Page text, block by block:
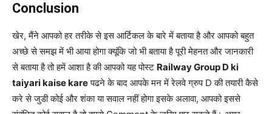
Conclusion
खेर, मैंने आपको हर तरीके से इस आर्टिकल के बारे में बताया है और आपको बहुत
अच्छे से समझ में भी आया होगा क्यूंकि जो भी बताया है पूरी मेहनत और जानकारी
से बताया है तो हमें आशा है की आपको यह पोस्ट Railway Group D ki
taiyari kaise kareपढने के बाद आपके मन में रेलवे ग्रुप D की तयारी कैसे
करे से जुडी कोई और शंका या सवाल नहीं होगा इसके अलावा, आपको इससे